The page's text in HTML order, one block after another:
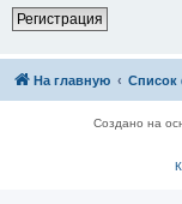
Регистрация
На главную
Создано на